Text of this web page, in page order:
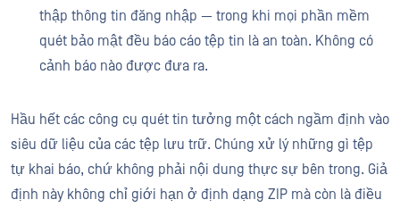
thập thông tin đăng nhập — trong khi mọi phần mềm
quét bảo mật đều báo cáo tệp tin là an toàn. Không có
cảnh báo nào được đưa ra.
Hầu hết các công cụ quét tin tưởng một cách ngầm định vào
siêu dữ liệu của các tệp lưu trữ. Chúng xử lý những gì tệp
tự khai báo, chứ không phải nội dung thực sự bên trong. Giả
định này không chỉ giới hạn ở định dạng ZIP mà còn là điều